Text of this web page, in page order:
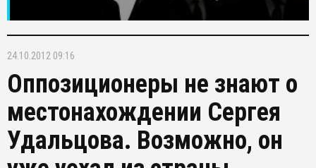
24.10.2012 09:16
Оппозиционеры не знают о
местонахождении Сергея
Удальцова. Возможно, он